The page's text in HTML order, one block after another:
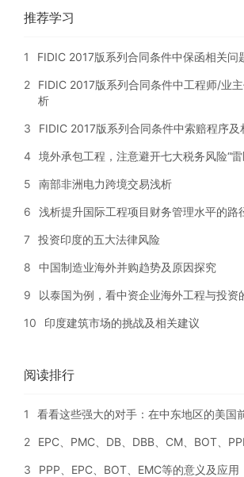
推荐学习
1 FIDIC 2017版系列合同条件中保函相关问
2
FIDIC 2017版系列合同条件中工程师/业
析
3 FIDIC 2017版系列合同条件中索赔程序及
4 境外承包工程，注意避开七大税务风险“雷
5 南部非洲电力跨境交易浅析
6 浅析提升国际工程项目财务管理水平的路
7 投资印度的五大法律风险
8 中国制造业海外并购趋势及原因探究
9 以泰国为例，看中资企业海外工程与投资
10 印度建筑市场的挑战及相关建议
阅读排行
1 看看这些强大的对手：在中东地区的美国
2 EPC、PMC、DB、DBB、CM、BOT、
3 PPP、EPC、BOT、EMC等的意义及应用